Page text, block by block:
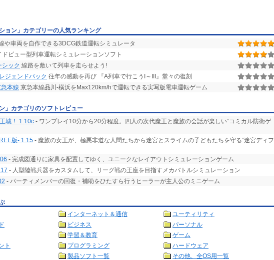
ョン」カテゴリーの人気ランキング
や車両を自作できる3DCG鉄道運転シミュレータ
ドビュー型列車運転シミュレーションソフト
ック 線路を敷いて列車を走らせよう!
ジェンドパック 往年の感動を再び 『A列車で行こうI～III』堂々の復刻
本線 京急本線品川-横浜をMax120km/hで運転できる実写版電車運転ゲーム
」カテゴリのソフトレビュー
城！ 1.10c - ワンプレイ10分から20分程度。四人の次代魔王と魔族の会話が楽しい“コミカル防衛ゲ
版- 1.15 - 魔族の女王が、極悪非道な人間たちから迷宮とスライムの子どもたちを守る“迷宮ディフ
- 完成図通りに家具を配置してゆく、ユニークなレイアウトシミュレーションゲーム
- 人型陸戦兵器をカスタムして、リーグ戦の王座を目指すメカバトルシミュレーション
- パーティメンバーの回復・補助をひたすら行うヒーラーが主人公のミニゲーム
インターネット＆通信
ユーティリティ
ビジネス
パーソナル
学習＆教育
ゲーム
ト
プログラミング
ハードウェア
製品ソフト一覧 その他、全OS用一覧